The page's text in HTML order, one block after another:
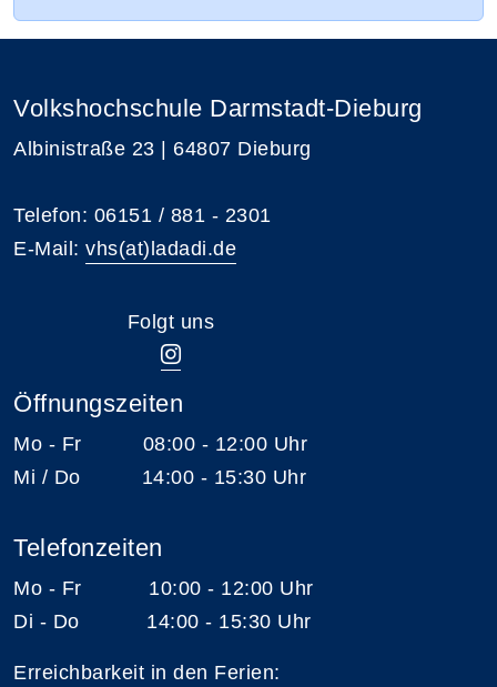
Volkshochschule Darmstadt-Dieburg
Albinistraße 23 | 64807 Dieburg
Telefon: 06151 / 881 - 2301
E-Mail: vhs(at)ladadi.de
Folgt uns
Öffnungszeiten
Mo - Fr 08:00 - 12:00 Uhr
Mi / Do 14:00 - 15:30 Uhr
Telefonzeiten
Mo - Fr 10:00 - 12:00 Uhr
Di - Do 14:00 - 15:30 Uhr
Erreichbarkeit in den Ferien: